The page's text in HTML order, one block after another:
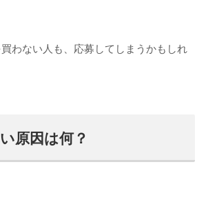
わない人も、応募してしまうかもしれ
原因は何？